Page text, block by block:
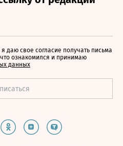
даю свое согласие получать письма
ознакомился и принимаю
данных